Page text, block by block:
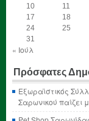
10
11
17
18
24
25
31
« Ιούλ
Πρόσφατες
Εξωραϊστικός
Σαρωνικού παίζει